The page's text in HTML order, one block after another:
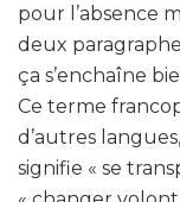
pour l’absence
deux
ça s’enchaîne
Ce terme
d’autres
signifie « se